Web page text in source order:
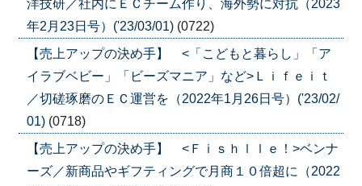
洋技研／社内にＥＣチーム作り、海外勢に対抗（2023
年2月23日号）('23/03/01) (0722)
【売上アップの決め手】 <「こどもと暮らし」「ア
イラブベビー」「ビーズマニア」など>Ｌｉｆｅｉｔ
／切磋琢磨のＥＣ運営を（2022年1月26日号）('23/02/
01) (0718)
【売上アップの決め手】 <Ｆｉｓｈｌｌｅ！>ベンナ
ーズ／新商品やギフティングで月商１０倍超に（2022